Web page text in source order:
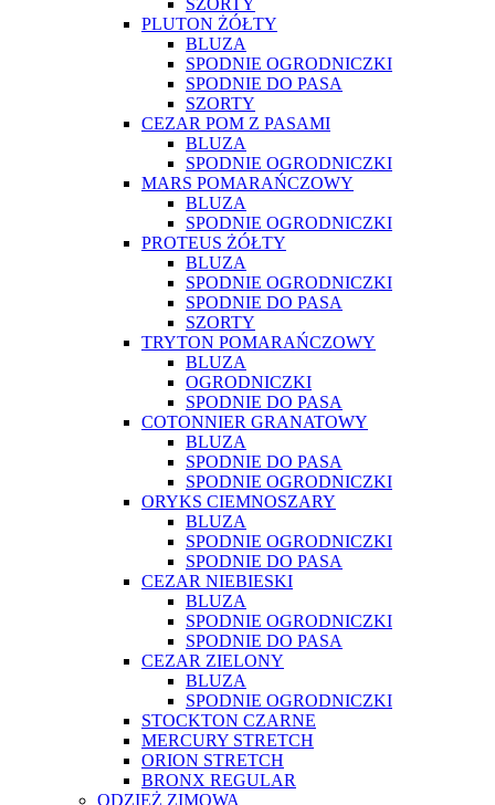
PLUTON ŻÓŁTY
BLUZA
SPODNIE OGRODNICZKI
SPODNIE DO PASA
SZORTY
CEZAR POM Z PASAMI
BLUZA
SPODNIE OGRODNICZKI
MARS POMARAŃCZOWY
BLUZA
SPODNIE OGRODNICZKI
PROTEUS ŻÓŁTY
BLUZA
SPODNIE OGRODNICZKI
SPODNIE DO PASA
SZORTY
TRYTON POMARAŃCZOWY
BLUZA
OGRODNICZKI
SPODNIE DO PASA
COTONNIER GRANATOWY
BLUZA
SPODNIE DO PASA
SPODNIE OGRODNICZKI
ORYKS CIEMNOSZARY
BLUZA
SPODNIE OGRODNICZKI
SPODNIE DO PASA
CEZAR NIEBIESKI
BLUZA
SPODNIE OGRODNICZKI
SPODNIE DO PASA
CEZAR ZIELONY
BLUZA
SPODNIE OGRODNICZKI
STOCKTON CZARNE
MERCURY STRETCH
ORION STRETCH
BRONX REGULAR
ODZIEŻ ZIMOWA